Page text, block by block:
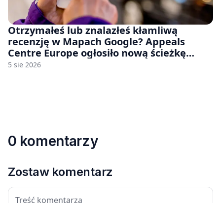
Otrzymałeś lub znalazłeś kłamliwą
recenzję w Mapach Google? Appeals
Centre Europe ogłosiło nową ścieżkę
odwoławczą dla firm i konsumentów
5 sie 2026
0 komentarzy
Zostaw komentarz